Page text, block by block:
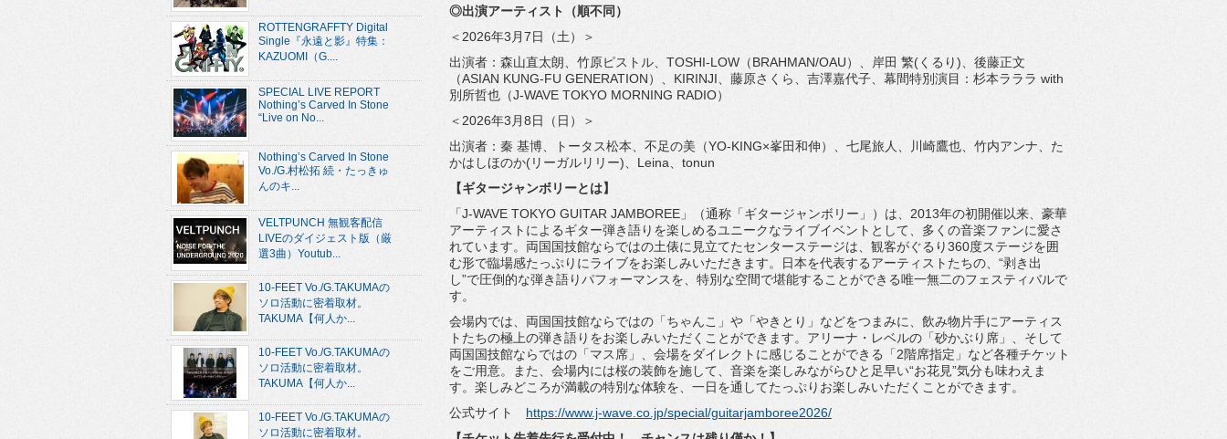
◎出演アーティスト（順不同）
＜2026年3月7日（土）＞
出演者：森山直太朗、竹原ピストル、TOSHI-LOW（BRAHMAN/OAU）、岸田 繁(くるり)、後藤正文
（ASIAN KUNG-FU GENERATION）、KIRINJI、藤原さくら、 吉澤嘉代子、幕間特別演目：杉本ラララ with
別所哲也（J-WAVE TOKYO MORNING RADIO）
＜2026年3月8日（日）＞
出演者：秦 基博、トータス松本、不足の美（YO-KING×峯田和伸）、 七尾旅人、川崎鷹也、竹内アンナ、た
かはしほのか(リーガルリリー)、Leina、tonun
【ギタージャンボリーとは】
「J-WAVE TOKYO GUITAR JAMBOREE」（通称「ギタージャンボリー」）は、 2013年の初開催以来、 豪華
アーティストによるギター弾き語りを楽しめるユニークなライブイベントとして、多くの音楽ファンに愛さ
れています。 両国国技館ならではの土俵に見立てたセンターステージは、 観客がぐるり360度ステージを囲
む形で臨場感たっぷりにライブをお楽しみいただきます。日本を代表するアーティストたちの、“剥き出
し”で圧倒的な弾き語りパフォーマンスを、 特別な空間で堪能することができる唯一無二のフェスティバルで
す。
会場内では、両国国技館ならではの「ちゃんこ」や「やきとり」 などをつまみに、 飲み物片手にアーティス
トたちの極上の弾き語りをお楽しみいただくことができます。アリーナ・レベルの「砂かぶり席」、 そして
両国国技館ならではの「マス席」、 会場をダイレクトに感じることができる「2階席指定」 など各種チケット
をご用意。また、会場内には桜の装飾を施して、 音楽を楽しみながらひと足早い“お花見”気分も味わえま
す。 楽しみどころが満載の特別な体験を、 一日を通してたっぷりお楽しみいただくことができます。
公式サイト https://www.j-wave.co.jp/special/guitarjamboree2026/
ROTTENGRAFFTY Digital
Single『永遠と影』特集：
KAZUOMI（G....
SPECIAL LIVE REPORT
Nothing’s Carved In Stone
“Live on No...
Nothing’s Carved In Stone
Vo./G.村松拓 続・たっきゅ
んのキ...
VELTPUNCH 無観客配信
LIVEのダイジェスト版（厳
選3曲）Youtub...
10-FEET Vo./G.TAKUMAの
ソロ活動に密着取材。
TAKUMA【何人か...
10-FEET Vo./G.TAKUMAの
ソロ活動に密着取材。
TAKUMA【何人か...
10-FEET Vo./G.TAKUMAの
ソロ活動に密着取材。